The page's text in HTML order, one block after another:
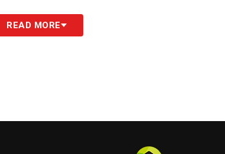
READ MORE